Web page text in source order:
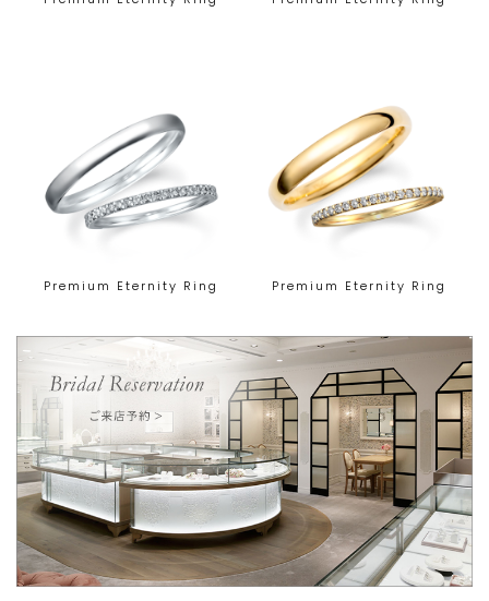
Premium Eternity Ring Premium Eternity Ring